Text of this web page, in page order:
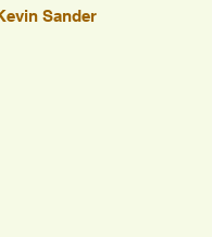
Sander